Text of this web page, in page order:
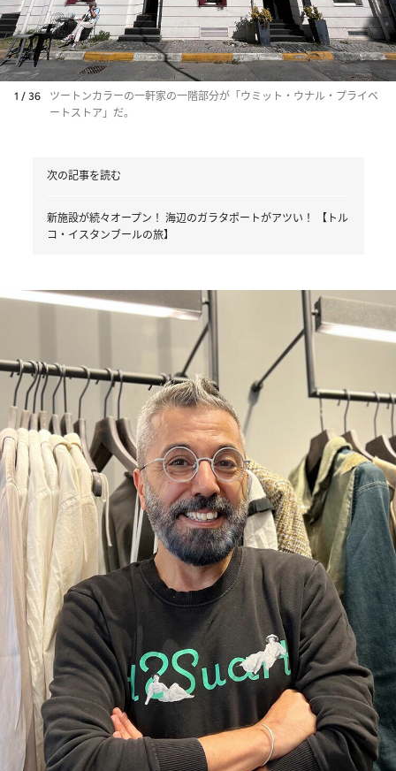
1 / 36
ツートンカラーの一軒家の一階部分が「ウミット・ウナル・プライベ
ートストア」だ。
次の記事を読む
新施設が続々オープン！ 海辺のガラタポートがアツい！ 【トル
コ・イスタンブールの旅】